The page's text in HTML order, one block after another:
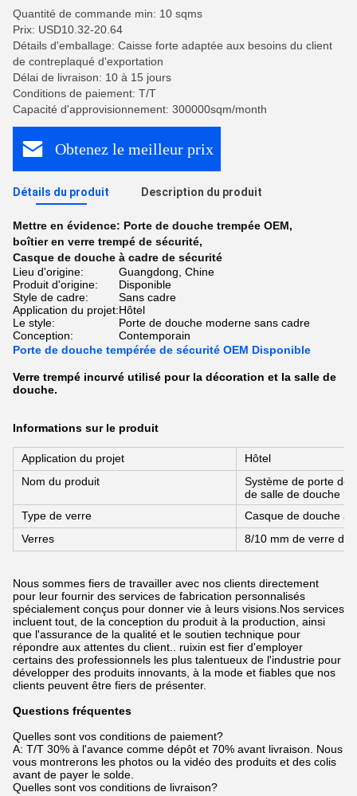
Quantité de commande min: 10 sqms
Prix: USD10.32-20.64
Détails d'emballage: Caisse forte adaptée aux besoins du client
de contreplaqué d'exportation
Délai de livraison: 10 à 15 jours
Conditions de paiement: T/T
Capacité d'approvisionnement: 300000sqm/month
Obtenez le meilleur prix
Détails du produit Description du produit
Mettre en évidence: Porte de douche trempée OEM,
boîtier en verre trempé de sécurité,
Casque de douche à cadre de sécurité
Lieu d'origine:
Guangdong, Chine
Produit d'origine:
Disponible
Style de cadre:
Sans cadre
Application du projet:Hôtel
Le style:
Porte de douche moderne sans cadre
Conception:
Contemporain
Porte de douche tempérée de sécurité OEM Disponible
Verre trempé incurvé utilisé pour la décoration et la salle de
douche.
Informations sur le produit
Application du projet
Hôtel
Nom du produit
Système de porte de
de salle de douche
Type de verre
Casque de douche à
Verres
8/10 mm de verre de
Nous sommes fiers de travailler avec nos clients directement
pour leur fournir des services de fabrication personnalisés
spécialement conçus pour donner vie à leurs visions.Nos services
incluent tout, de la conception du produit à la production, ainsi
que l'assurance de la qualité et le soutien technique pour
répondre aux attentes du client.. ruixin est fier d'employer
certains des professionnels les plus talentueux de l'industrie pour
développer des produits innovants, à la mode et fiables que nos
clients peuvent être fiers de présenter.
Questions fréquentes
Quelles sont vos conditions de paiement?
A: T/T 30% à l'avance comme dépôt et 70% avant livraison. Nous
vous montrerons les photos ou la vidéo des produits et des colis
avant de payer le solde.
Quelles sont vos conditions de livraison?